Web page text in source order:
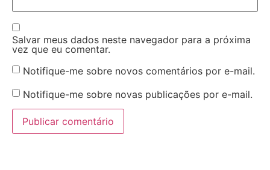
Salvar meus dados neste navegador para a próxima
vez que eu comentar.
Notifique-me sobre novos comentários por e-mail.
Notifique-me sobre novas publicações por e-mail.